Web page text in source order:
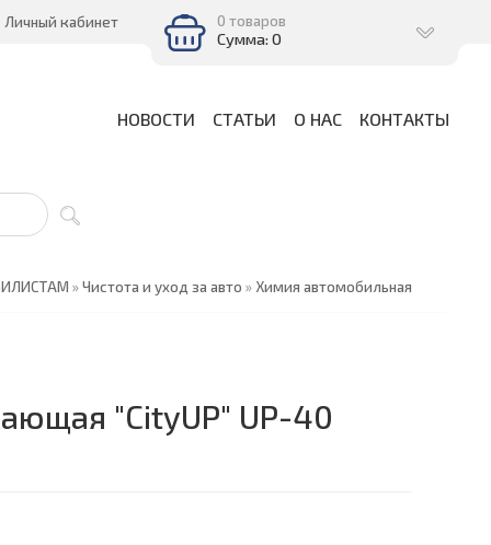
Личный кабинет 0 товаров
Сумма: 0
НОВОСТИ СТАТЬИ О НАС КОНТАКТЫ
»Чистота и уход за авто » Химия автомобильная
"CityUP" UP-40